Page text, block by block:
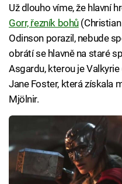
Už dlouho víme, že hlavní
Gorr, řezník bohů(Christian
Odinson porazil, nebude
obrátí se hlavně na staré
Asgardu, kterou je
Jane Foster, která získala
Mjölnir.